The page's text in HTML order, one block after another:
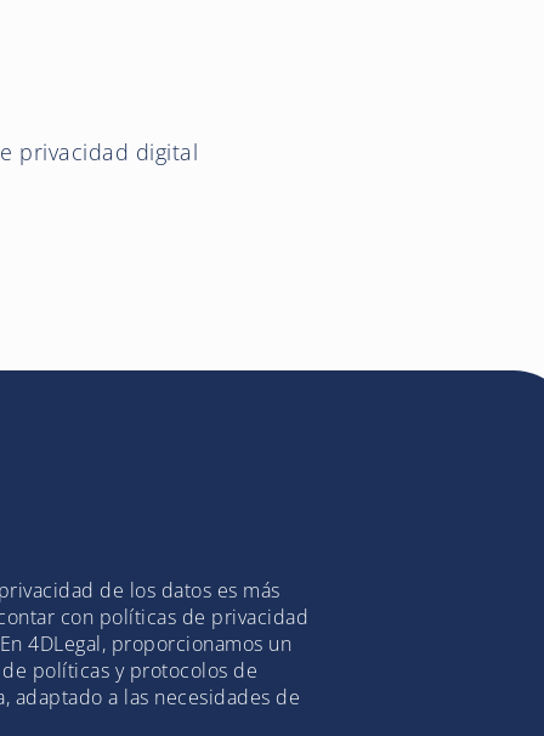
privacidad digital
de los datos es más
con políticas de privacidad
4DLegal, proporcionamos un
políticas y protocolos de
adaptado a las necesidades de